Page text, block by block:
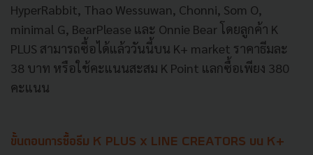
HyperRabbit, Thao Wessuwan, Chonni, Som O,
minimal G, BearPlease และ Onnie Bear โดยลูกค้า K
PLUS สามารถซื้อได้แล้ววันนี้บน K+ market ราคาธีมละ
38 บาท หรือใช้คะแนนสะสม K Point แลกซื้อเพียง 380
คะแนน
ขั้นตอนการซื้อธีม K PLUS x LINE CREATORS บน K+